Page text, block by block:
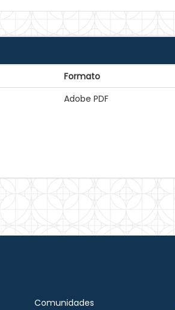
Formato
Adobe PDF
Comunidades